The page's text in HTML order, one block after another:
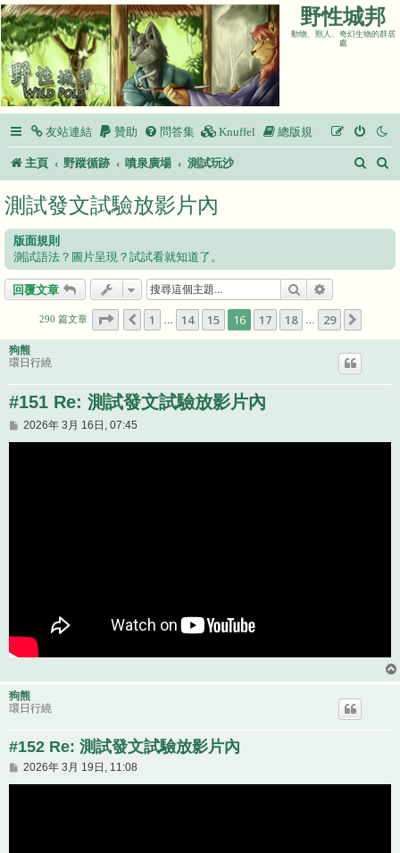
野性城邦
動物、獸人、奇幻生物的群居
處
友站連結 贊助 問答集 Knuffel 總版規
主頁 野蹤循跡 噴泉廣場 測試玩沙
搜
測試發文試驗放影片內
版面規則
測試語法？圖片呈現？試試看就知道了。
回覆文章 搜尋
290 篇文章 第 16 頁 (共 29頁)
上一頁
1 14 15 16 17 18 29
狗熊
環日行繞
#151 Re: 測試發文試驗放影片內
文
2026年 3月 16日, 07:45
狗熊
環日行繞
#152 Re: 測試發文試驗放影片內
文
2026年 3月 19日, 11:08